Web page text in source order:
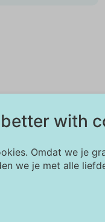
with
Omdat we je
we je met alle